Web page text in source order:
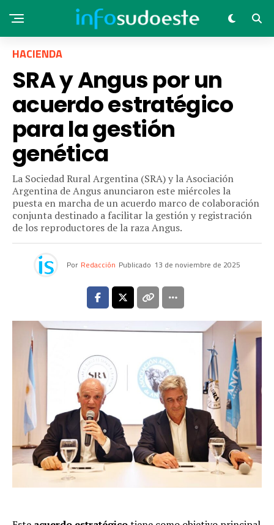
HACIENDA
SRA y Angus por un
acuerdo estratégico
para la gestión
genética
La Sociedad Rural Argentina (SRA) y la Asociación
Argentina de Angus anunciaron este miércoles la
puesta en marcha de un acuerdo marco de colaboración
conjunta destinado a facilitar la gestión y registración
de los reproductores de la raza Angus.
Por Redacción Publicado 13 de noviembre de 2025